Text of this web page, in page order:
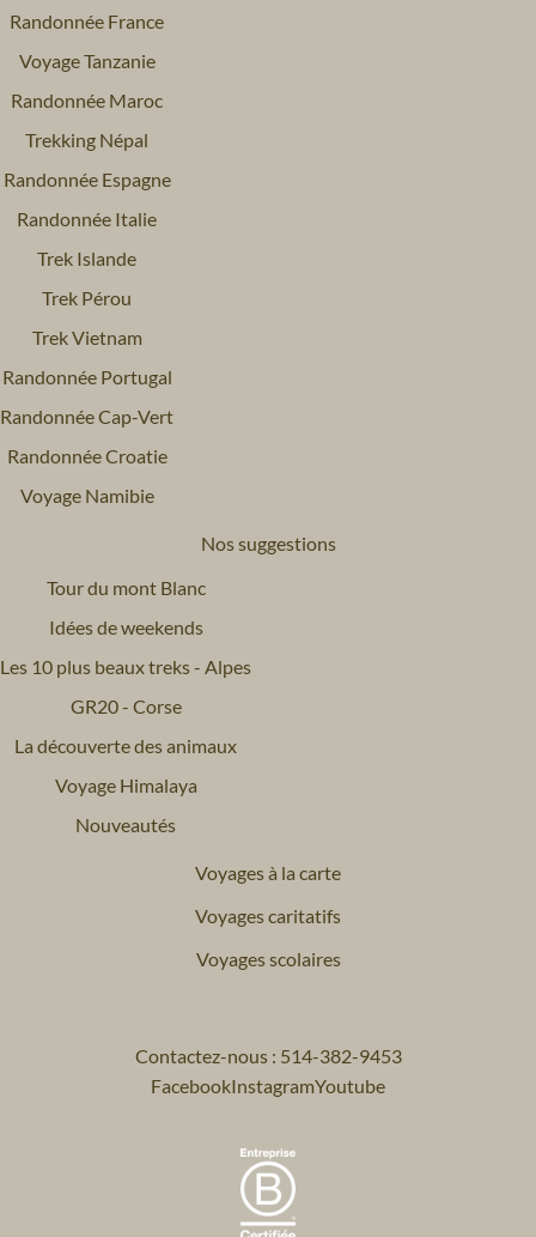
Randonnée France
Voyage Tanzanie
Randonnée Maroc
Trekking Népal
Randonnée Espagne
Randonnée Italie
Trek Islande
Trek Pérou
Trek Vietnam
Randonnée Portugal
Randonnée Cap-Vert
Randonnée Croatie
Voyage Namibie
Nos suggestions
Tour du mont Blanc
Idées de weekends
Les 10 plus beaux treks - Alpes
GR20 - Corse
La découverte des animaux
Voyage Himalaya
Nouveautés
Voyages à la carte
Voyages caritatifs
Voyages scolaires
Contactez-nous : 514-382-9453
FacebookInstagramYoutube